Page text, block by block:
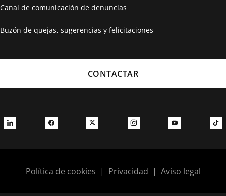
Canal de comunicación de denuncias
Buzón de quejas, sugerencias y felicitaciones
CONTACTAR
Política de cookies | Privacidad | Aviso legal